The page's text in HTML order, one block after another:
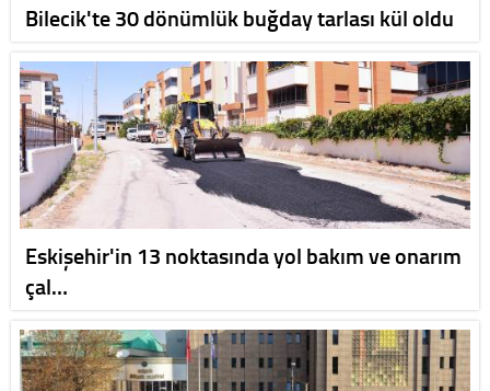
Bilecik'te 30 dönümlük buğday tarlası kül oldu
Eskişehir'in 13 noktasında yol bakım ve onarım
çal…